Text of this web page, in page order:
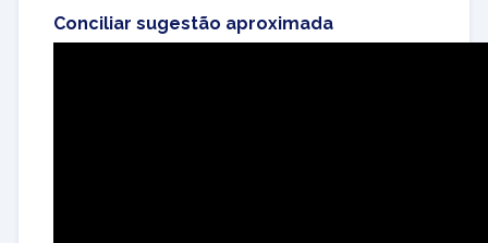
Conciliar sugestão aproximada